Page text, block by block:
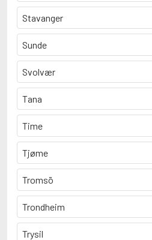
Stavanger
Sunde
Svolvær
Tana
Time
Tjøme
Tromsö
Trondheim
Trysil